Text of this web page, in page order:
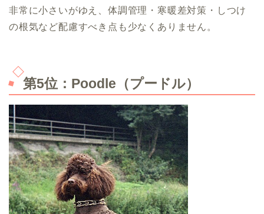
非常に小さいがゆえ、体調管理・寒暖差対策・しつけ
の根気など配慮すべき点も少なくありません。
第5位：Poodle（プードル）